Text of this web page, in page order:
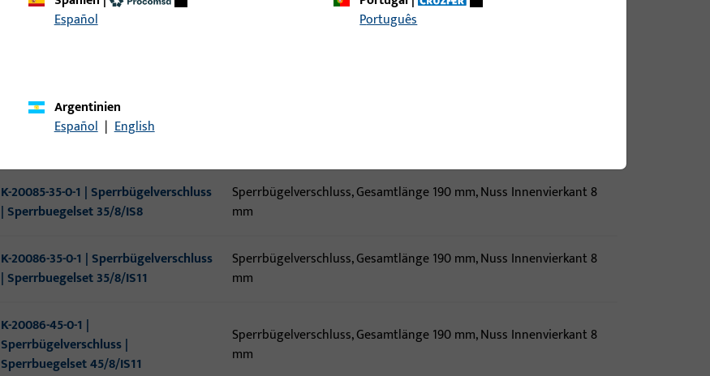
K-16964-35-0-1 | Sperrbügelverschluss
K-20085-35-0-1 | Sperrbügelverschluss
| Sperrbuegelset 35/8/IS8
Sperrbügelverschluss, Gesamtlänge 190 mm, Nuss Innenvierkant 8
mm
K-20086-35-0-1 | Sperrbügelverschluss
| Sperrbuegelset 35/8/IS11
Sperrbügelverschluss, Gesamtlänge 190 mm, Nuss Innenvierkant 8
mm
K-20086-45-0-1 |
Sperrbügelverschluss |
Sperrbuegelset 45/8/IS11
Sperrbügelverschluss, Gesamtlänge 190 mm, Nuss Innenvierkant 8
mm
Español
Português
Argentinien
Español | English